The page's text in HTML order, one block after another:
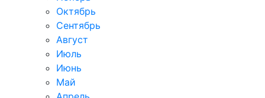
Октябрь
Сентябрь
Август
Июль
Июнь
Май